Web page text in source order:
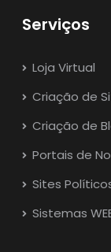
Serviços
Loja Virtual
Criação de
Criação de
Portais de
Sites
Sistemas